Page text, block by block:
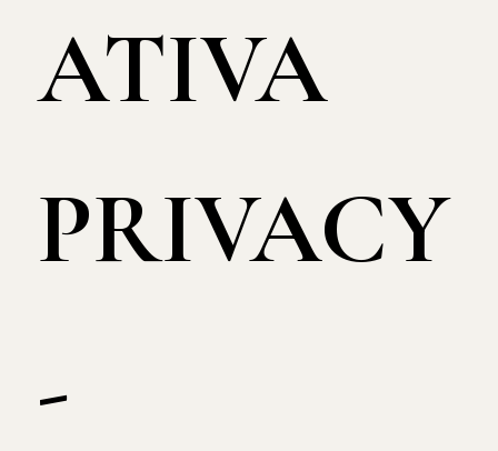
ATIVA
PRIVACY
-